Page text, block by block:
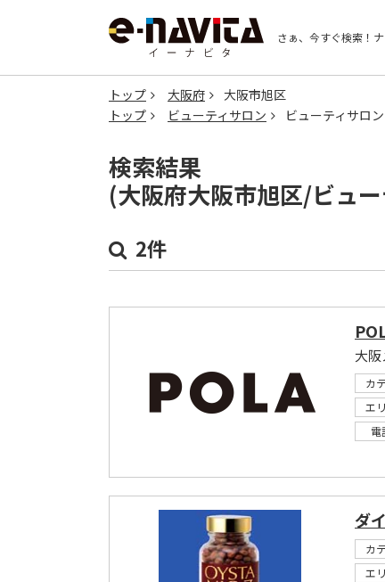
さぁ、今すぐ検索！
トップ 大阪府
大阪市旭区
トップ
ビューティサロン ビューティサロン
検索結果
(大阪府大阪市旭区/ビュ
2件
大
カ
エ
電
ダ
カ
エ